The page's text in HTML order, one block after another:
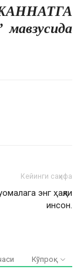
мавзусида
Кейинги саҳифа
энг ҳақли
инсон.
Кўпроқ